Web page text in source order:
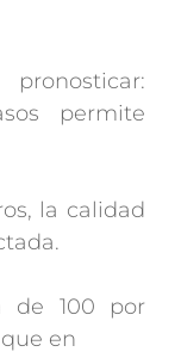
permite
la calidad
de 100 por
en